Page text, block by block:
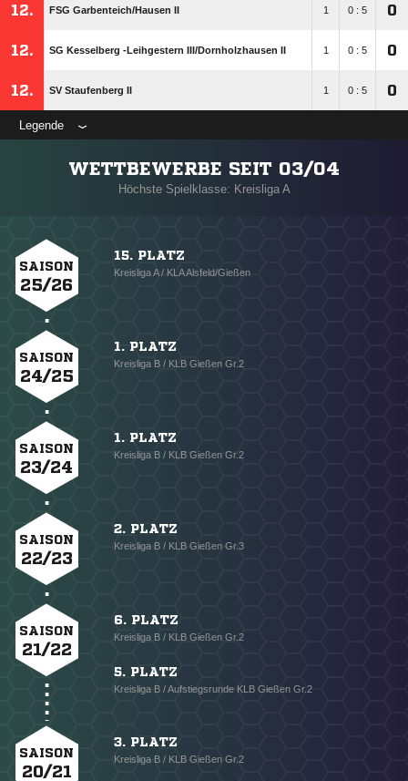
12. FSG Garbenteich/​Hausen II 1 0 : 5 0
12. SG Kesselberg -Leihgestern III/​Dornholzhausen II 1 0 : 5 0
12. SV Staufenberg II 1 0 : 5 0
Legende
WETTBEWERBE SEIT 03/04
Höchste Spielklasse: Kreisliga A
SAISON
25/26
15. PLATZ
Kreisliga A / KLA Alsfeld/Gießen
SAISON
24/25
1. PLATZ
Kreisliga B / KLB Gießen Gr.2
SAISON
23/24
1. PLATZ
Kreisliga B / KLB Gießen Gr.2
SAISON
22/23
2. PLATZ
Kreisliga B / KLB Gießen Gr.3
SAISON
21/22
6. PLATZ
Kreisliga B / KLB Gießen Gr.2
5. PLATZ
Kreisliga B / Aufstiegsrunde KLB Gießen Gr.2
SAISON
20/21
3. PLATZ
Kreisliga B / KLB Gießen Gr.2